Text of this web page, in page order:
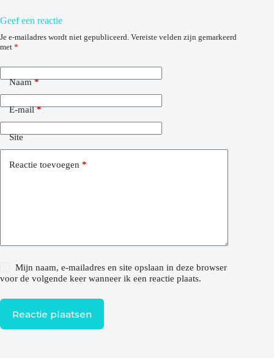
Geef een reactie
Je e-mailadres wordt niet gepubliceerd. Vereiste velden zijn gemarkeerd
met *
Naam*
E-mail*
Site
Reactie toevoegen *
Mijn naam, e-mailadres en site opslaan in deze browser
voor de volgende keer wanneer ik een reactie plaats.
Reactie plaatsen